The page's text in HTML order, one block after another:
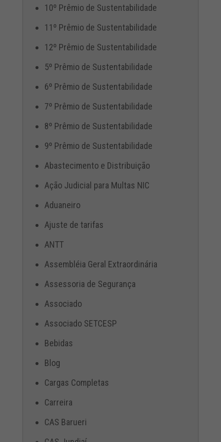
10º Prêmio de Sustentabilidade
11º Prêmio de Sustentabilidade
12º Prêmio de Sustentabilidade
5º Prêmio de Sustentabilidade
6º Prêmio de Sustentabilidade
7º Prêmio de Sustentabilidade
8º Prêmio de Sustentabilidade
9º Prêmio de Sustentabilidade
Abastecimento e Distribuição
Ação Judicial para Multas NIC
Aduaneiro
Ajuste de tarifas
ANTT
Assembléia Geral Extraordinária
Assessoria de Segurança
Associado
Associado SETCESP
Bebidas
Blog
Cargas Completas
Carreira
CAS Barueri